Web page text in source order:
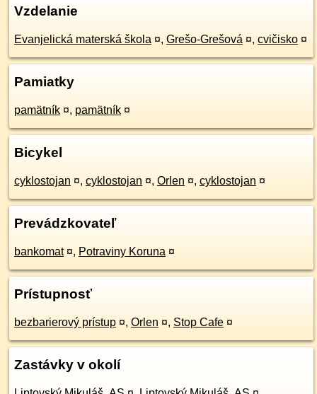
Vzdelanie
Evanjelická materská škola ¤, Grešo-Grešová ¤, cvičisko ¤
Pamiatky
pamätník ¤, pamätník ¤
Bicykel
cyklostojan ¤, cyklostojan ¤, Orlen ¤, cyklostojan ¤
Prevádzkovateľ
bankomat ¤, Potraviny Koruna ¤
Prístupnosť
bezbarierový prístup ¤, Orlen ¤, Stop Cafe ¤
Zastávky v okolí